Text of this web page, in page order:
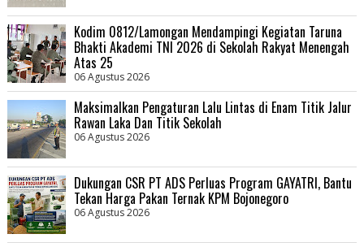
Kodim 0812/Lamongan Mendampingi Kegiatan Taruna
Bhakti Akademi TNI 2026 di Sekolah Rakyat Menengah
Atas 25
06 Agustus 2026
Maksimalkan Pengaturan Lalu Lintas di Enam Titik Jalur
Rawan Laka Dan Titik Sekolah
06 Agustus 2026
Dukungan CSR PT ADS Perluas Program GAYATRI, Bantu
Tekan Harga Pakan Ternak KPM Bojonegoro
06 Agustus 2026